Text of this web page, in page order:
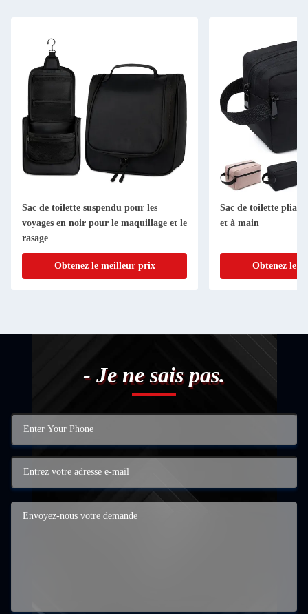
Sac de toilette suspendu pour les
voyages en noir pour le maquillage et le
rasage
Obtenez le meilleur prix
Sac de toilette
et à main
Obtenez le
- Je ne sais pas.